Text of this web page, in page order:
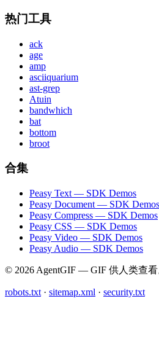
热门工具
ack
age
amp
asciiquarium
ast-grep
Atuin
bandwhich
bat
bottom
broot
合集
Peasy Text — SDK Demos
Peasy Document — SDK Demos
Peasy Compress — SDK Demos
Peasy CSS — SDK Demos
Peasy Video — SDK Demos
Peasy Audio — SDK Demos
© 2026 AgentGIF — GIF 供人类查看
robots.txt · sitemap.xml · security.txt